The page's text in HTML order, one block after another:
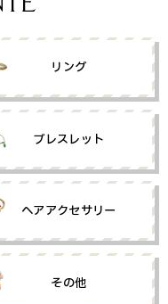
リング
ブレスレット
ヘアアクセサリー
その他